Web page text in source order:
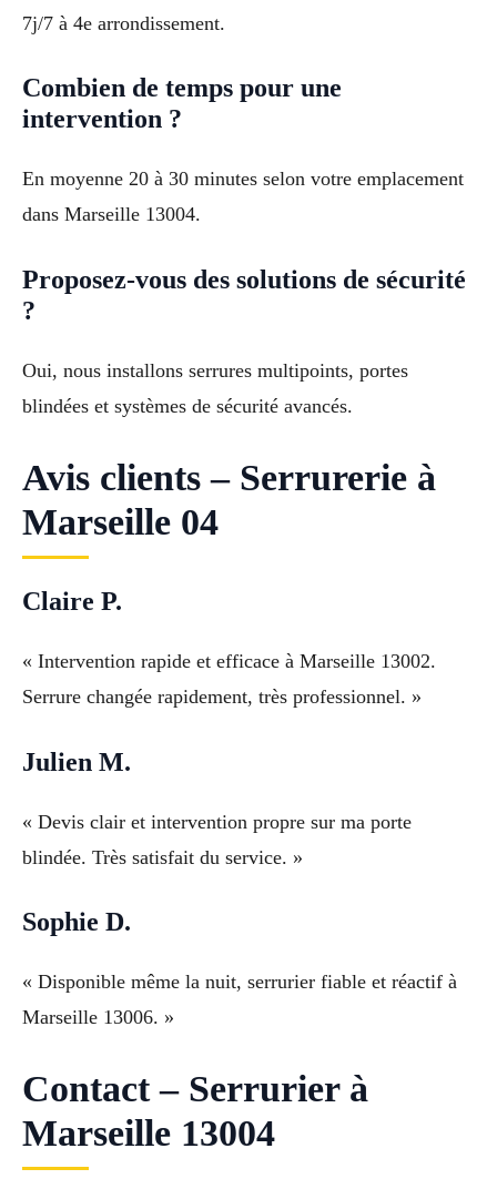
7j/7 à 4e arrondissement.
Combien de temps pour une
intervention ?
En moyenne 20 à 30 minutes selon votre emplacement
dans Marseille 13004.
Proposez-vous des solutions de sécurité
?
Oui, nous installons serrures multipoints, portes
blindées et systèmes de sécurité avancés.
Avis clients – Serrurerie à
Marseille 04
Claire P.
« Intervention rapide et efficace à Marseille 13002.
Serrure changée rapidement, très professionnel. »
Julien M.
« Devis clair et intervention propre sur ma porte
blindée. Très satisfait du service. »
Sophie D.
« Disponible même la nuit, serrurier fiable et réactif à
Marseille 13006. »
Contact – Serrurier à
Marseille 13004